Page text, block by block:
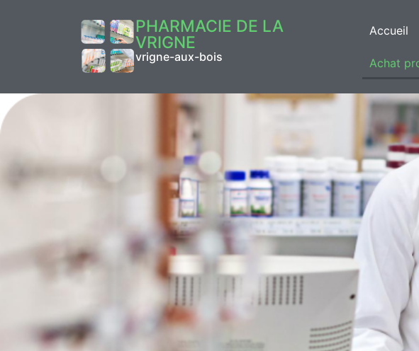
PHARMACIE DE LA
VRIGNE
vrigne-aux-bois
Accueil
Achat